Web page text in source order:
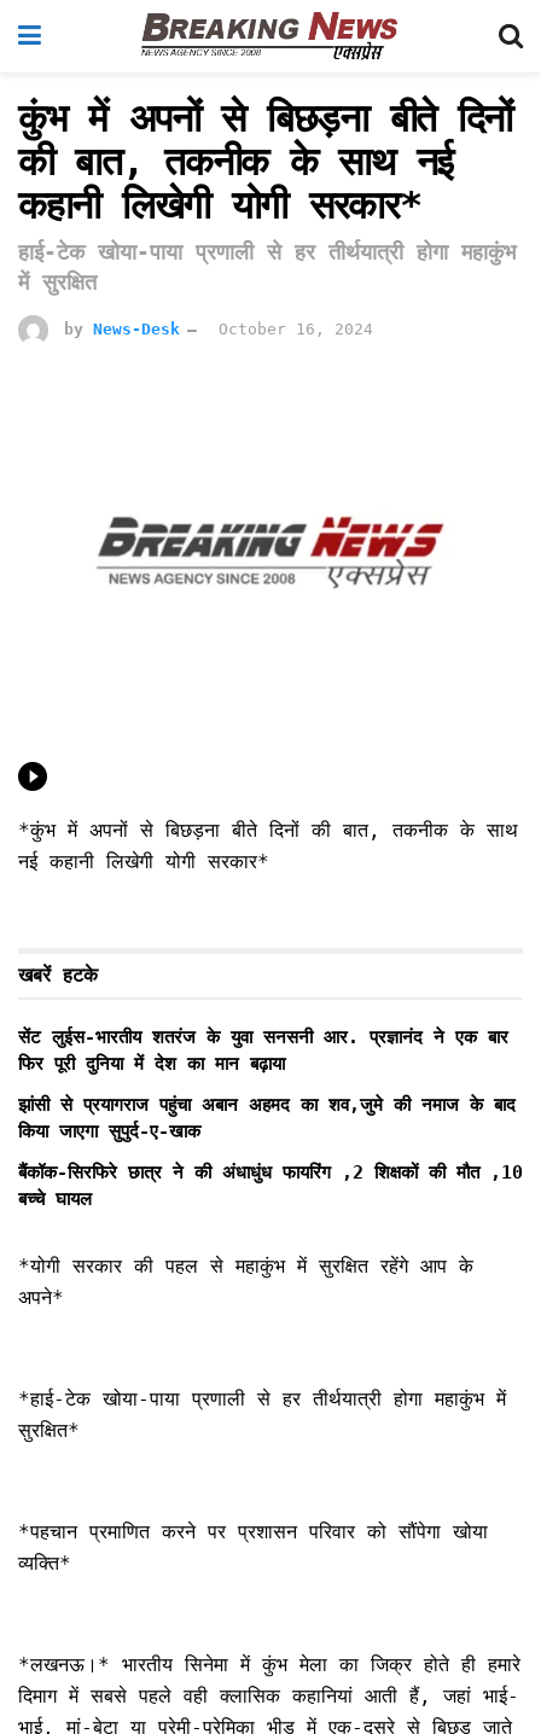
कुंभ में अपनों से बिछड़ना बीते दिनों
की बात, तकनीक के साथ नई
कहानी लिखेगी योगी सरकार*
हाई-टेक खोया-पाया प्रणाली से हर तीर्थयात्री होगा महाकुंभ
में सुरक्षित
by News-Desk October 16, 2024
*कुंभ में अपनों से बिछड़ना बीते दिनों की बात, तकनीक के साथ
नई कहानी लिखेगी योगी सरकार*
खबरें हटके
सेंट लुईस-भारतीय शतरंज के युवा सनसनी आर. प्रज्ञानंद ने एक बार
फिर पूरी दुनिया में देश का मान बढ़ाया
झांसी से प्रयागराज पहुंचा अबान अहमद का शव,जुमे की नमाज के बाद
किया जाएगा सुपुर्द-ए-खाक
बैंकॉक-सिरफिरे छात्र ने की अंधाधुंध फायरिंग ,2 शिक्षकों की मौत ,10
बच्चे घायल
*योगी सरकार की पहल से महाकुंभ में सुरक्षित रहेंगे आप के
अपने*
*हाई-टेक खोया-पाया प्रणाली से हर तीर्थयात्री होगा महाकुंभ में
सुरक्षित*
*पहचान प्रमाणित करने पर प्रशासन परिवार को सौंपेगा खोया
व्यक्ति*
*लखनऊ।* भारतीय सिनेमा में कुंभ मेला का जिक्र होते ही हमारे
दिमाग में सबसे पहले वही क्लासिक कहानियां आती हैं, जहां भाई-
भाई, मां-बेटा या प्रेमी-प्रेमिका भीड़ में एक-दूसरे से बिछड़ जाते